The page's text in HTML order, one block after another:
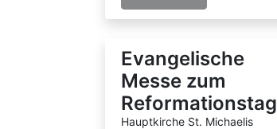
Evangelische
Messe zum
Reformationstag
Hauptkirche St. Michaelis